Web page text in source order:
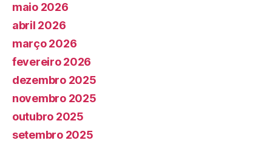
maio 2026
abril 2026
março 2026
fevereiro 2026
dezembro 2025
novembro 2025
outubro 2025
setembro 2025